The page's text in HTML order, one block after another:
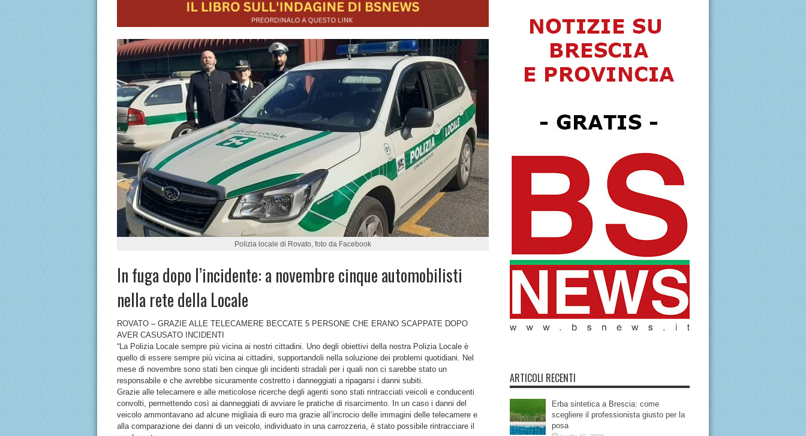
Polizia locale di Rovato, foto da Facebook
In fuga dopo l’incidente: a novembre cinque automobilisti
nella rete della Locale
ROVATO – GRAZIE ALLE TELECAMERE BECCATE 5 PERSONE CHE ERANO SCAPPATE DOPO
AVER CASUSATO INCIDENTI
“La Polizia Locale sempre più vicina ai nostri cittadini. Uno degli obiettivi della nostra Polizia Locale è
quello di essere sempre più vicina ai cittadini, supportandoli nella soluzione dei problemi quotidiani. Nel
mese di novembre sono stati ben cinque gli incidenti stradali per i quali non ci sarebbe stato un
responsabile e che avrebbe sicuramente costretto i danneggiati a ripagarsi i danni subiti.
Grazie alle telecamere e alle meticolose ricerche degli agenti sono stati rintracciati veicoli e conducenti
convolti, permettendo così ai danneggiati di avviare le pratiche di risarcimento. In un caso i danni del
veicolo ammontavano ad alcune migliaia di euro ma grazie all’incrocio delle immagini delle telecamere e
alla comparazione dei danni di un veicolo, individuato in una carrozzeria, è stato possibile rintracciare il
ARTICOLI RECENTI
Erba sintetica a Brescia: come
scegliere il professionista giusto per la
posa